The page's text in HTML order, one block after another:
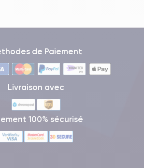
de Paiement
Livraison avec
100% sécurisé